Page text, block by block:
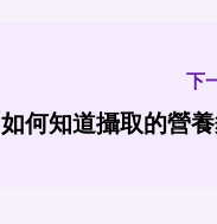
下
如何知道攝取的營